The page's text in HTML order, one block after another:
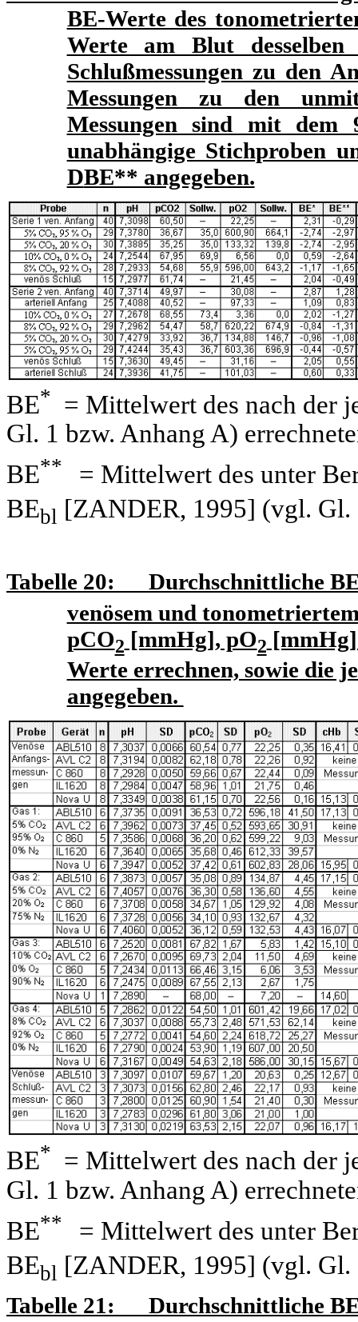
BE-Werte des
Werte am Blut
Schlußmessungen zu den
Messungen zu den
Messungen sind mit dem
unabhängige Stichproben
DBE** angegeben.
BE*
= Mittelwert des nach der
Gl. 1 bzw. Anhang A)
BE** = Mittelwert des unter
BEbl [ZANDER, 1995] (vgl. Gl.
Tabelle 20: Durchschnittliche
venösem und
pCO2 [mmHg], pO2
Werte errechnen, sowie die
angegeben.
BE*
= Mittelwert des nach der
Gl. 1 bzw. Anhang A)
BE** = Mittelwert des unter
BEbl [ZANDER, 1995] (vgl. Gl.
Tabelle 21: Durchschnittliche